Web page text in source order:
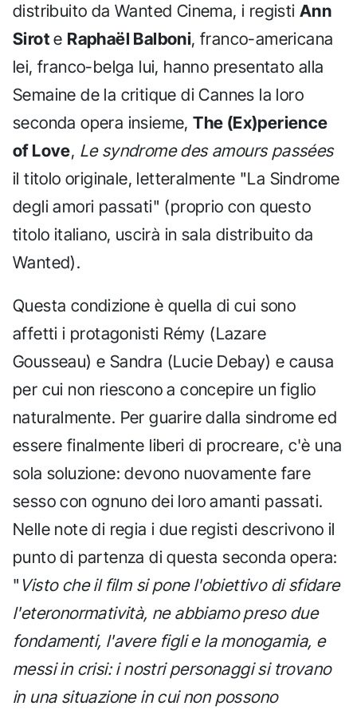
distribuito da Wanted Cinema, i registi Ann
Sirot e Raphaël Balboni, franco-americana
lei, franco-belga lui, hanno presentato alla
Semaine de la critique di Cannes la loro
seconda opera insieme,The (Ex)perience
of Love, Le syndrome des amours passées
il titolo originale, letteralmente "La Sindrome
degli amori passati" (proprio con questo
titolo italiano, uscirà in sala distribuito da
Wanted).
Questa condizione è quella di cui sono
affetti i protagonisti Rémy (Lazare
Gousseau) e Sandra (Lucie Debay) e causa
per cui non riescono a concepire un figlio
naturalmente. Per guarire dalla sindrome ed
essere finalmente liberi di procreare, c'è una
sola soluzione: devono nuovamente fare
sesso con ognuno dei loro amanti passati.
Nelle note di regia i due registi descrivono il
punto di partenza di questa seconda opera:
" Visto che il film si pone l'obiettivo di sfidare
l'eteronormatività, ne abbiamo preso due
fondamenti, l'avere figli e la monogamia, e
messi in crisi: i nostri personaggi si trovano
in una situazione in cui non possono